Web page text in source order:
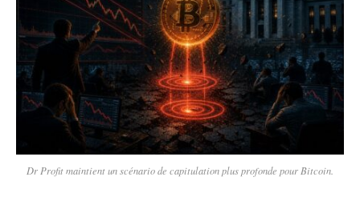
Dr Profit maintient un scénario de capitulation plus profonde pour Bitcoin.